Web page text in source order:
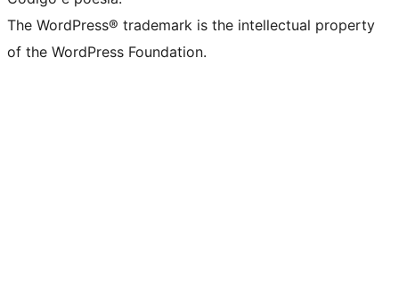
The WordPress® trademark is the intellectual property
of the WordPress Foundation.